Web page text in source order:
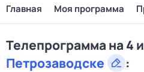
Главная Моя программа
Телепрограмма на 4
Петрозаводске
: